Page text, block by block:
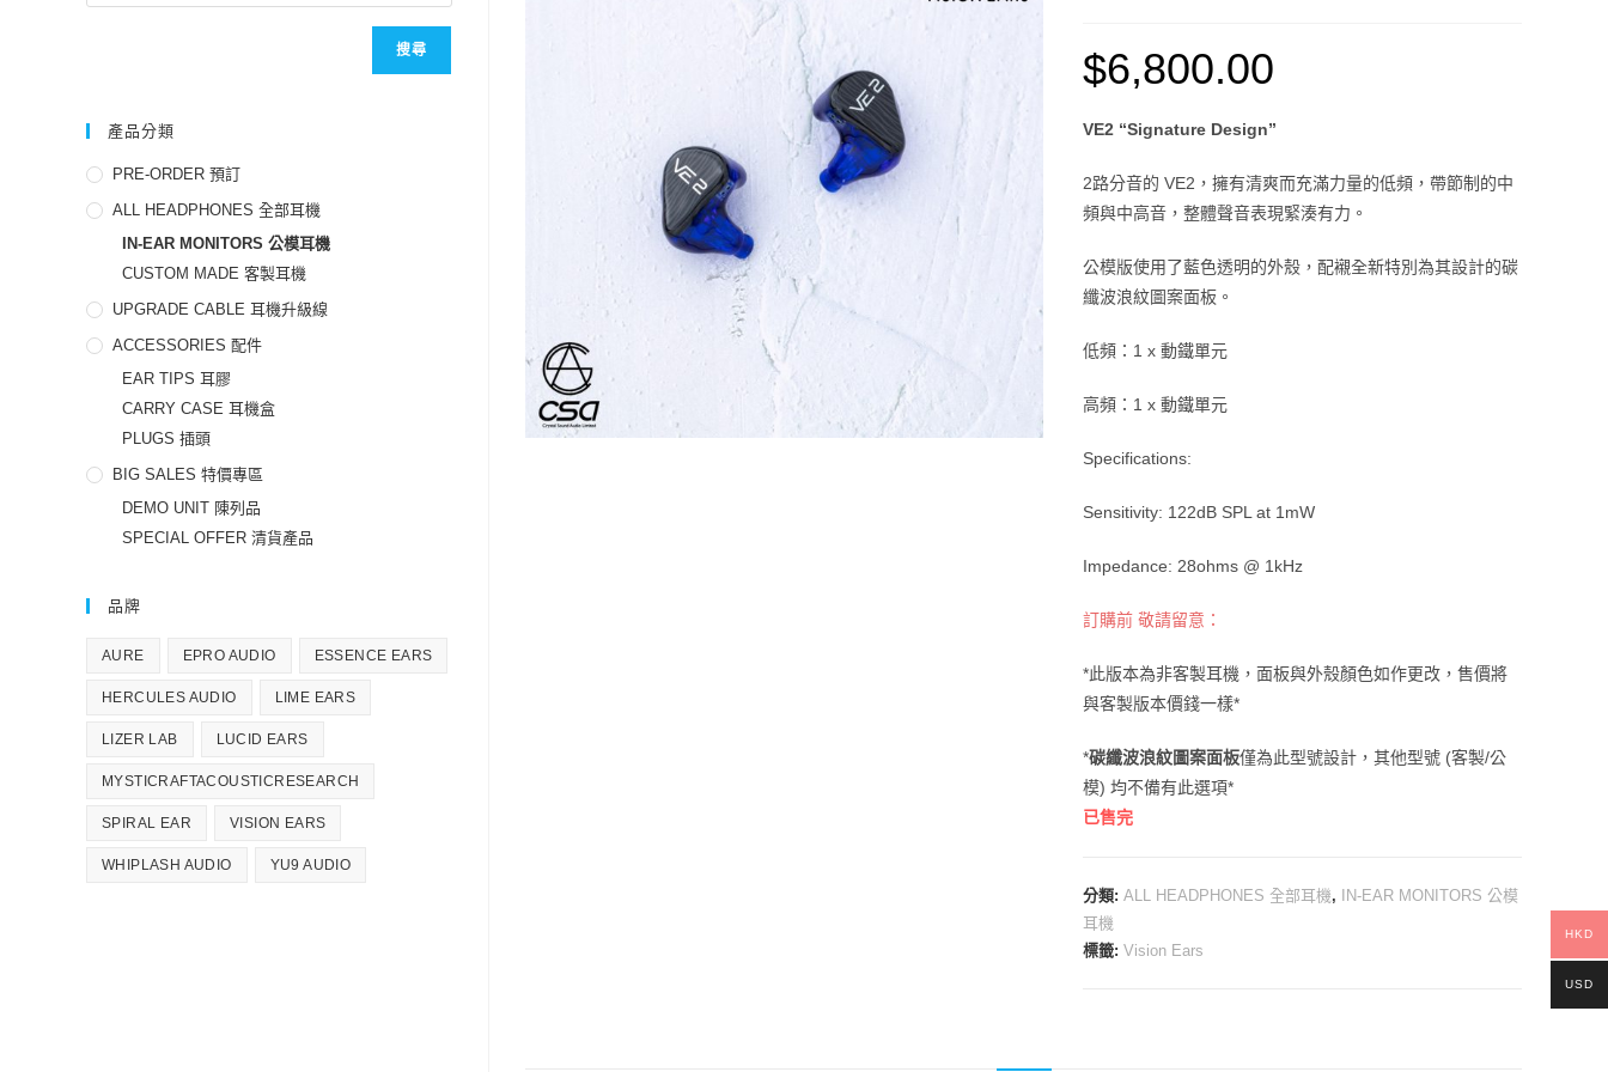
$6,800.00
VE2 “Signature Design”
2路分音的 VE2，擁有清爽而充滿力量的低頻，帶節制的中
頻與中高音，整體聲音表現緊湊有力。
公模版使用了藍色透明的外殼，配襯全新特別為其設計的碳
纖波浪紋圖案面板。
低頻：1 x 動鐵單元
高頻：1 x 動鐵單元
Specifications:
Sensitivity: 122dB SPL at 1mW
Impedance: 28ohms @ 1kHz
訂購前 敬請留意：
*此版本為非客製耳機，面板與外殼顏色如作更改，售價將
與客製版本價錢一樣*
*碳纖波浪紋圖案面板僅為此型號設計，其他型號 (客製/公
模) 均不備有此選項*
已售完
分類:ALL HEADPHONES 全部耳機,
IN-EAR MONITORS 公模
耳機
標籤:Vision Ears
搜尋
產品分類
PRE-ORDER 預訂
ALL HEADPHONES 全部耳機
IN-EAR MONITORS 公模耳機
CUSTOM MADE 客製耳機
UPGRADE CABLE 耳機升級線
ACCESSORIES 配件
EAR TIPS 耳膠
CARRY CASE 耳機盒
PLUGS 插頭
BIG SALES 特價專區
DEMO UNIT 陳列品
SPECIAL OFFER 清貨產品
品牌
AURE EPRO AUDIO ESSENCE EARS
HERCULES AUDIO LIME EARS
LIZER LAB LUCID EARS
MYSTICRAFTACOUSTICRESEARCH
SPIRAL EAR VISION EARS
WHIPLASH AUDIO YU9 AUDIO
HKD
USD